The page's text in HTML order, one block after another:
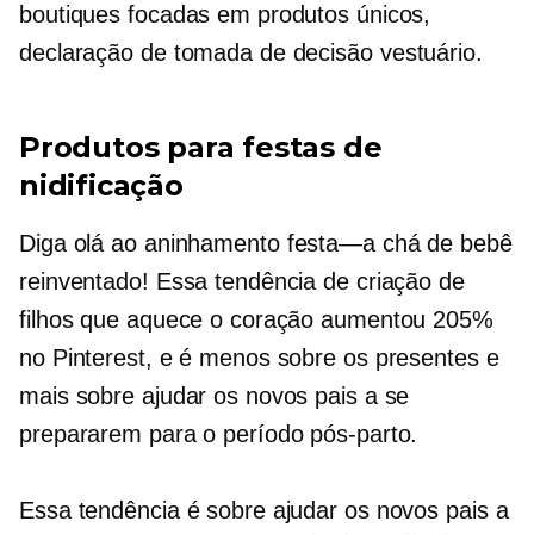
boutiques focadas em produtos únicos,
declaração de tomada de decisãovestuário.
Produtos para festas de
nidificação
Diga olá ao aninhamento festa—achá de bebê
reinventado! Essa tendência de criação de
filhos que aquece o coração aumentou 205%
no Pinterest, e é menos sobre os presentes e
mais sobre ajudar os novos pais a se
prepararem para o período pós-parto.
Essa tendência é sobre ajudar os novos pais a